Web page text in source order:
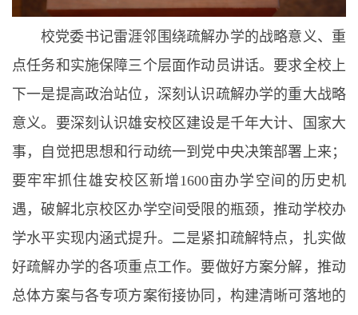
校党委书记雷涯邻围绕疏解办学的战略意义、重
点任务和实施保障三个层面作动员讲话。要求全校上
下一是提高政治站位，深刻认识疏解办学的重大战略
意义。要深刻认识雄安校区建设是千年大计、国家大
事，自觉把思想和行动统一到党中央决策部署上来；
要牢牢抓住雄安校区新增1600亩办学空间的历史机
遇，破解北京校区办学空间受限的瓶颈，推动学校办
学水平实现内涵式提升。二是紧扣疏解特点，扎实做
好疏解办学的各项重点工作。要做好方案分解，推动
总体方案与各专项方案衔接协同，构建清晰可落地的